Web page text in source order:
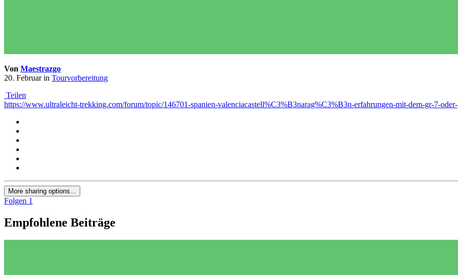
Von Maestrazgo
20. Februarin Tourvorbereitung
Teilen
https://www.ultraleicht-trekking.com/forum/topic/146701-spanien-valenciacastell%C3%B3narag%C3%B3n-erfahrungen-mit-dem-gr-7-
More sharing options...
Folgen 1
Empfohlene Beiträge